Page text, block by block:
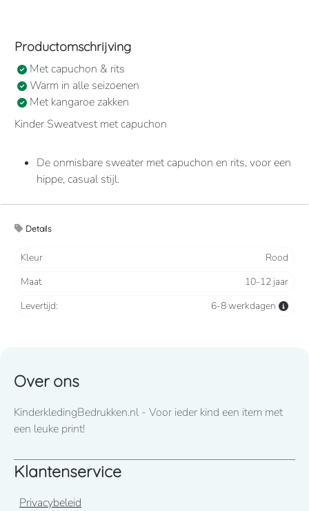
Productomschrijving
Met capuchon & rits
Warm in alle seizoenen
Met kangaroe zakken
Kinder Sweatvest met capuchon
De onmisbare sweater met capuchon en rits, voor een
hippe, casual stijl.
optimaal comfort.
300 grams
Details
Kleur
Rood
Maat
10-12 jaar
Levertijd:
6-8 werkdagen
Over ons
KinderkledingBedrukken.nl - Voor ieder kind een item met
een leuke print!
Klantenservice
Privacybeleid